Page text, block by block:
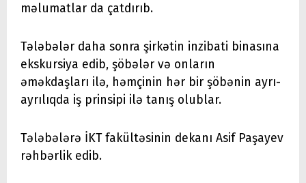
məlumatlar da çatdırıb.
Tələbələr daha sonra şirkətin inzibati binasına
ekskursiya edib, şöbələr və onların
əməkdaşları ilə, həmçinin hər bir şöbənin ayrı-
ayrılıqda iş prinsipi ilə tanış olublar.
Tələbələrə İKT fakültəsinin dekanı Asif Paşayev
rəhbərlik edib.